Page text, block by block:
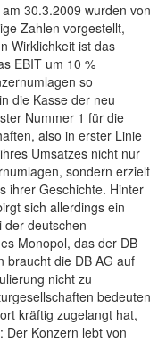
30.3.2009 wurden von
Zahlen vorgestellt,
Wirklichkeit ist das
EBIT um 10 %
so
die Kasse der neu
Nummer 1 für die
also in erster Linie
Umsatzes nicht nur
sondern erzielt
ihrer Geschichte. Hinter
sich allerdings ein
der deutschen
Monopol, das der DB
braucht die DB AG auf
nicht zu
bedeuten
kräftig zugelangt hat,
Der Konzern lebt von